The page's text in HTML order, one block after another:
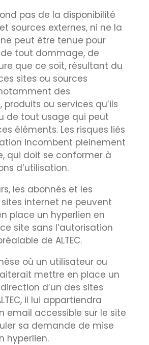
pas de la disponibilité
sources externes, ni ne la
peut être tenue pour
tout dommage, de
que ce soit, résultant du
sites ou sources
des
ou services qu’ils
de tout usage qui peut
éléments. Les risques liés
incombent pleinement
qui doit se conformer à
d’utilisation.
les abonnés et les
internet ne peuvent
place un hyperlien en
site sans l’autorisation
de ALTEC.
où un utilisateur ou
mettre en place un
d’un des sites
il lui appartiendra
email accessible sur le site
sa demande de mise
hyperlien.